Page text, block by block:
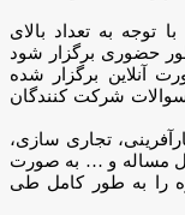
توجه به تعداد بالای
حضوری برگزار شود
آنلاین برگزار شده
شرکت کنندگان
مبانی کارآفرینی، تجاری سازی،
حل مساله و … به صورت
می‌شود. دانشجویان باید ۱۲ دوره را به طور کامل طی